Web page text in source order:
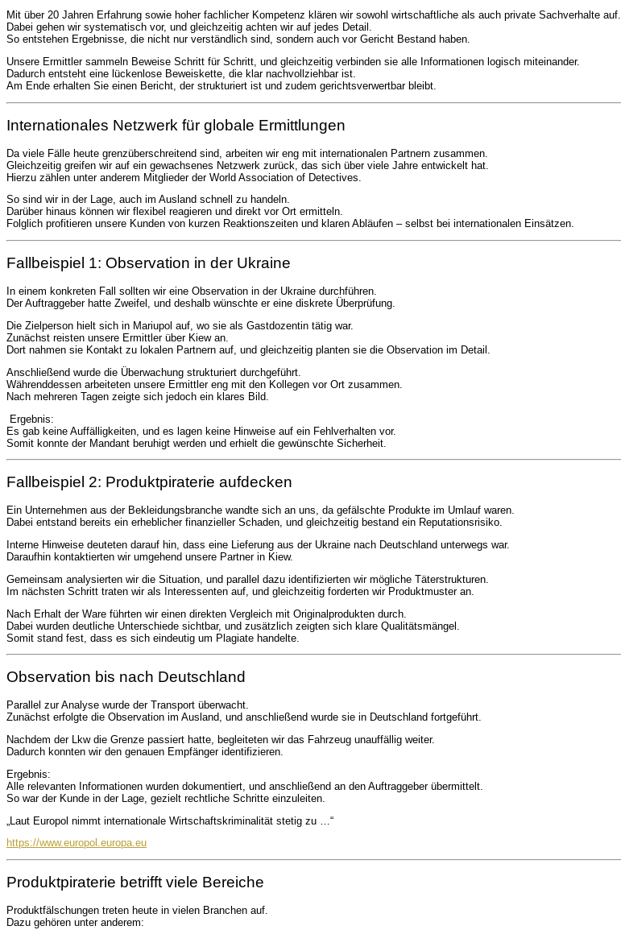
Mit über 20 Jahren Erfahrung sowie hoher fachlicher Kompetenz klären wir sowohl wirtschaftliche als auch private Sachverhalte auf.
Dabei gehen wir systematisch vor, und gleichzeitig achten wir auf jedes Detail.
So entstehen Ergebnisse, die nicht nur verständlich sind, sondern auch vor Gericht Bestand haben.
Unsere Ermittler sammeln Beweise Schritt für Schritt, und gleichzeitig verbinden sie alle Informationen logisch miteinander.
Dadurch entsteht eine lückenlose Beweiskette, die klar nachvollziehbar ist.
Am Ende erhalten Sie einen Bericht, der strukturiert ist und zudem gerichtsverwertbar bleibt.
Internationales Netzwerk für globale Ermittlungen
Da viele Fälle heute grenzüberschreitend sind, arbeiten wir eng mit internationalen Partnern zusammen.
Gleichzeitig greifen wir auf ein gewachsenes Netzwerk zurück, das sich über viele Jahre entwickelt hat.
Hierzu zählen unter anderem Mitglieder der World Association of Detectives
So sind wir in der Lage, auch im Ausland schnell zu handeln.
Darüber hinaus können wir flexibel reagieren und direkt vor Ort ermitteln.
Folglich profitieren unsere Kunden von kurzen Reaktionszeiten und klaren Abläufen – selbst bei internationalen Einsätzen.
Fallbeispiel 1: Observation in der Ukraine
In einem konkreten Fall sollten wir eine Observation in der Ukraine durchführen.
Der Auftraggeber hatte Zweifel, und deshalb wünschte er eine diskrete Überprüfung.
Die Zielperson hielt sich in Mariupol auf, wo sie als Gastdozentin tätig war.
Zunächst reisten unsere Ermittler über Kiewan.
Dort nahmen sie Kontakt zu lokalen Partnern auf, und gleichzeitig planten sie die Observation im Detail.
Anschließend wurde die Überwachung strukturiert durchgeführt.
Währenddessen arbeiteten unsere Ermittler eng mit den Kollegen vor Ort zusammen.
Nach mehreren Tagen zeigte sich jedoch ein klares Bild.
Ergebnis:
Es gab keine Auffälligkeiten, und es lagen keine Hinweise auf ein Fehlverhalten vor.
Somit konnte der Mandant beruhigt werden und erhielt die gewünschte Sicherheit.
Fallbeispiel 2: Produktpiraterie aufdecken
Ein Unternehmen aus der Bekleidungsbranche wandte sich an uns, da gefälschte Produkte im Umlauf waren.
Dabei entstand bereits ein erheblicher finanzieller Schaden, und gleichzeitig bestand ein Reputationsrisiko.
Interne Hinweise deuteten darauf hin, dass eine Lieferung aus der Ukraine nach Deutschland unterwegs war.
Daraufhin kontaktierten wir umgehend unsere Partner in Kiew.
Gemeinsam analysierten wir die Situation, und parallel dazu identifizierten wir mögliche Täterstrukturen.
Im nächsten Schritt traten wir als Interessenten auf, und gleichzeitig forderten wir Produktmuster an.
Nach Erhalt der Ware führten wir einen direkten Vergleich mit Originalprodukten durch.
Dabei wurden deutliche Unterschiede sichtbar, und zusätzlich zeigten sich klare Qualitätsmängel.
Somit stand fest, dass es sich eindeutig um Plagiate handelte.
Observation bis nach Deutschland
Parallel zur Analyse wurde der Transport überwacht.
Zunächst erfolgte die Observation im Ausland, und anschließend wurde sie in Deutschland fortgeführt.
Nachdem der Lkw die Grenze passiert hatte, begleiteten wir das Fahrzeug unauffällig weiter.
Dadurch konnten wir den genauen Empfänger identifizieren.
Ergebnis:
Alle relevanten Informationen wurden dokumentiert, und anschließend an den Auftraggeber übermittelt.
So war der Kunde in der Lage, gezielt rechtliche Schritte einzuleiten.
„Laut Europol nimmt internationale Wirtschaftskriminalität stetig zu …“
https://www.europol.europa.eu
Produktpiraterie betrifft viele Bereiche
Produktfälschungen treten heute in vielen Branchen auf.
Dazu gehören unter anderem: